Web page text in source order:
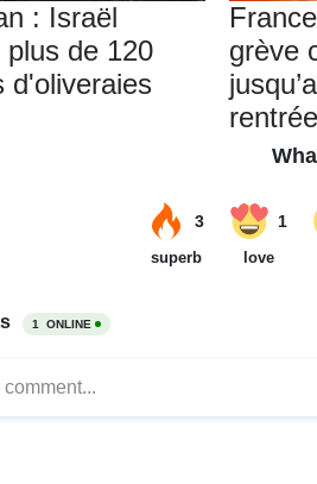
: Israël
plus de 120
d'oliveraies
grève